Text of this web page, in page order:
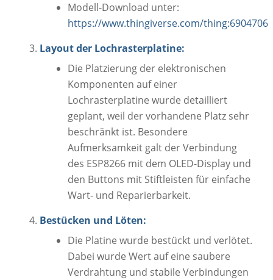
Modell-Download unter:
https://www.thingiverse.com/thing:6904706
Layout der Lochrasterplatine:
Die Platzierung der elektronischen
Komponenten auf einer
Lochrasterplatine wurde detailliert
geplant, weil der vorhandene Platz sehr
beschränkt ist. Besondere
Aufmerksamkeit galt der Verbindung
des ESP8266 mit dem OLED-Display und
den Buttons mit Stiftleisten für einfache
Wart- und Reparierbarkeit.
Bestücken und Löten:
Die Platine wurde bestückt und verlötet.
Dabei wurde Wert auf eine saubere
Verdrahtung und stabile Verbindungen